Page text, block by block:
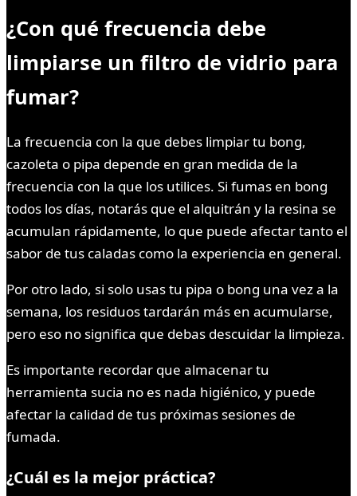
¿Con qué frecuencia debe
limpiarse un filtro de vidrio para
fumar?
La frecuencia con la que debes limpiar tu bong,
cazoleta o pipa depende en gran medida de la
frecuencia con la que los utilices. Si fumas en bong
todos los días, notarás que el alquitrán y la resina se
acumulan rápidamente, lo que puede afectar tanto el
sabor de tus caladas como la experiencia en general.
Por otro lado, si solo usas tu pipa o bong una vez a la
semana, los residuos tardarán más en acumularse,
pero eso no significa que debas descuidar la limpieza.
Es importante recordar que almacenar tu
herramienta sucia no es nada higiénico, y puede
afectar la calidad de tus próximas sesiones de
fumada.
¿Cuál es la mejor práctica?